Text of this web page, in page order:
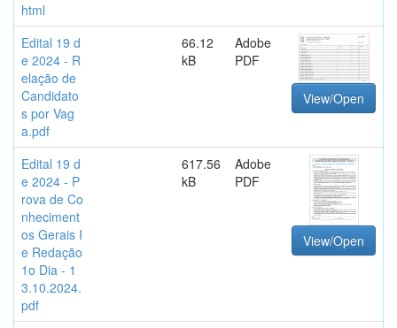
html
Edital 19 d
e 2024 - R
elação de
Candidato
s por Vag
a.pdf
66.12
kB
Adobe
PDF
View/Open
Edital 19 d
e 2024 - P
rova de Co
nheciment
os Gerais I
e Redação
1o Dia - 1
3.10.2024.
pdf
617.56
kB
Adobe
PDF
View/Open